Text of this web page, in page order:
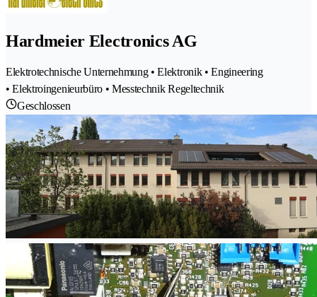
Hardmeier Electronics AG
Elektrotechnische Unternehmung • Elektronik • Engineering
• Elektroingenieurbüro • Messtechnik Regeltechnik
Geschlossen